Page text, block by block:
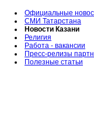
Официальные
СМИ Татарстана
Новости Казани
Религия
Работа - вакансии
Пресс-релизы
Полезные статьи